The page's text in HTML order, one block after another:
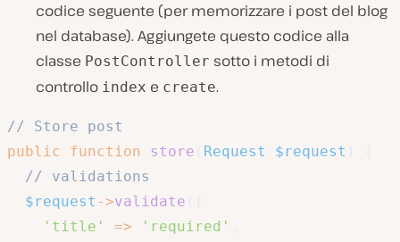
codice seguente (per memorizzare i post del blog
nel database). Aggiungete questo codice alla
classe PostController sotto i metodi di
controllo index e create.
// Store post
public
function store Request $request
// validations
$request ->validate
'title'
=> 'required'